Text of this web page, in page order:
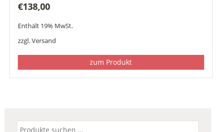
€138,00
Enthält 19% MwSt.
zzgl.Versand
zum Produkt
Suchen